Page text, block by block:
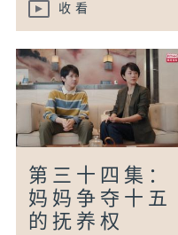
收看
第三十四集：
妈妈争夺十五
的抚养权